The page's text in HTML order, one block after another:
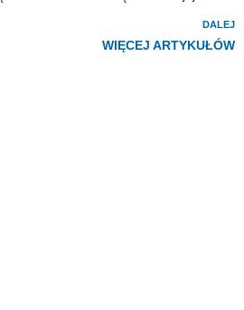
DALEJ
WIĘCEJ ARTYKUŁÓW